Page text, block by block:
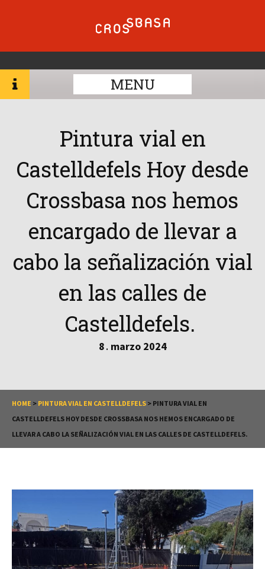
MENU
Pintura vial en
Castelldefels Hoy desde
Crossbasa nos hemos
encargado de llevar a
cabo la señalización vial
en las calles de
Castelldefels.
8 . marzo 2024
HOME > PINTURA VIAL EN CASTELLDEFELS > PINTURA VIAL EN
CASTELLDEFELS HOY DESDE CROSSBASA NOS HEMOS ENCARGADO DE
LLEVAR A CABO LA SEÑALIZACIÓN VIAL EN LAS CALLES DE CASTELLDEFELS.